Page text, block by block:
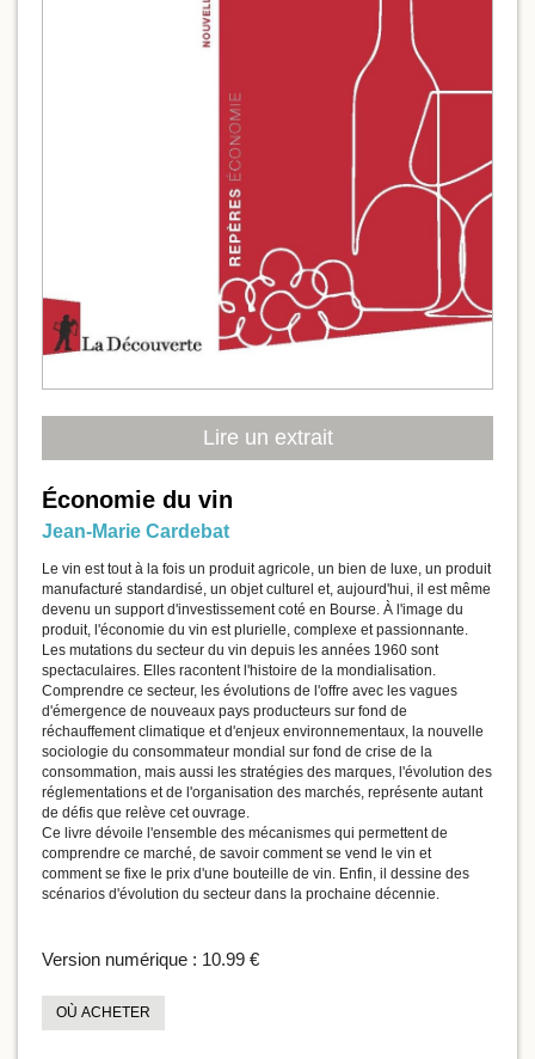
Lire un extrait
Économie du vin
Jean-Marie Cardebat
Le vin est tout à la fois un produit agricole, un bien de luxe, un produit
manufacturé standardisé, un objet culturel et, aujourd'hui, il est même
devenu un support d'investissement coté en Bourse. À l'image du
produit, l'économie du vin est plurielle, complexe et passionnante.
Les mutations du secteur du vin depuis les années 1960 sont
spectaculaires. Elles racontent l'histoire de la mondialisation.
Comprendre ce secteur, les évolutions de l'offre avec les vagues
d'émergence de nouveaux pays producteurs sur fond de
réchauffement climatique et d'enjeux environnementaux, la nouvelle
sociologie du consommateur mondial sur fond de crise de la
consommation, mais aussi les stratégies des marques, l'évolution des
réglementations et de l'organisation des marchés, représente autant
de défis que relève cet ouvrage.
Ce livre dévoile l'ensemble des mécanismes qui permettent de
comprendre ce marché, de savoir comment se vend le vin et
comment se fixe le prix d'une bouteille de vin. Enfin, il dessine des
scénarios d'évolution du secteur dans la prochaine décennie.
Version numérique : 10.99 €
OÙ ACHETER